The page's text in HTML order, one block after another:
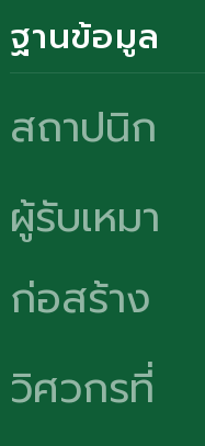
ฐานข้อมูล
สถาปนิก
ผู้รับเหมา
ก่อสร้าง
วิศวกรที่